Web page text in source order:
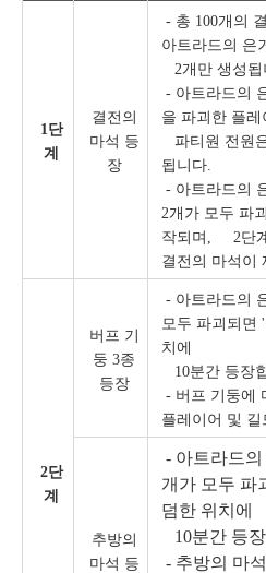
1단
계
결전의
마석 등
장
- 총 100개의
아트라드의 은
2개만 생성됩
- 아트라드의
을 파괴한 플
파티원 전원
됩니다.
- 아트라드의
2개가 모두 파
작되며, 2단계
결전의 마석이
2단
계
버프 기
둥 3종
등장
- 아트라드의
모두 파괴되면
치에
10분간 등장
- 버프 기둥에
플레이어 및
추방의
마석 등
- 아트라드
개가 모두 파
덤한 위치에
10분간 등
- 추방의 마